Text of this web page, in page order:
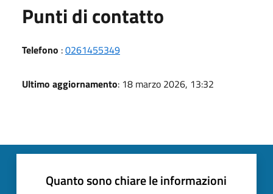
Punti di contatto
Telefono :0261455349
Ultimo aggiornamento: 18 marzo 2026, 13:32
Quanto sono chiare le informazioni